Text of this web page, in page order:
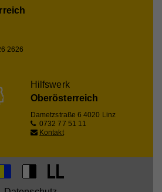
2626
Hilfswerk
Oberösterreich
Dametzstraße 64020 Linz
0732 77 51 11
Kontakt
Sessiondaten für
der Website.